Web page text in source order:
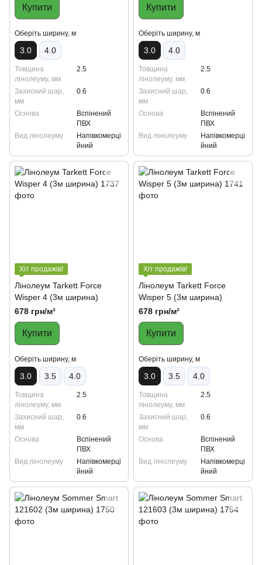
Купити
Oберіть ширину, м
3.0 4.0
Товщина
лінолеуму, мм
2.5
Захисний шар,
мм
0.6
Основа
Вспінений
ПВХ
Вид лінолеуму
Напівкомерці
йний
Купити
Oберіть ширину, м
3.0 4.0
Товщина
лінолеуму, мм
2.5
Захисний шар,
мм
0.6
Основа
Вспінений
ПВХ
Вид лінолеуму
Напівкомерці
йний
Хіт продажів!
Лінолеум Tarkett Force
Wisper 4 (3м ширина)
678 грн/м²
Купити
Oберіть ширину, м
3.0 3.5 4.0
Товщина
лінолеуму, мм
2.5
Захисний шар,
мм
0.6
Основа
Вспінений
ПВХ
Вид лінолеуму
Напівкомерці
йний
Хіт продажів!
Лінолеум Tarkett Force
Wisper 5 (3м ширина)
678 грн/м²
Купити
Oберіть ширину, м
3.0 3.5 4.0
Товщина
лінолеуму, мм
2.5
Захисний шар,
мм
0.6
Основа
Вспінений
ПВХ
Вид лінолеуму
Напівкомерці
йний